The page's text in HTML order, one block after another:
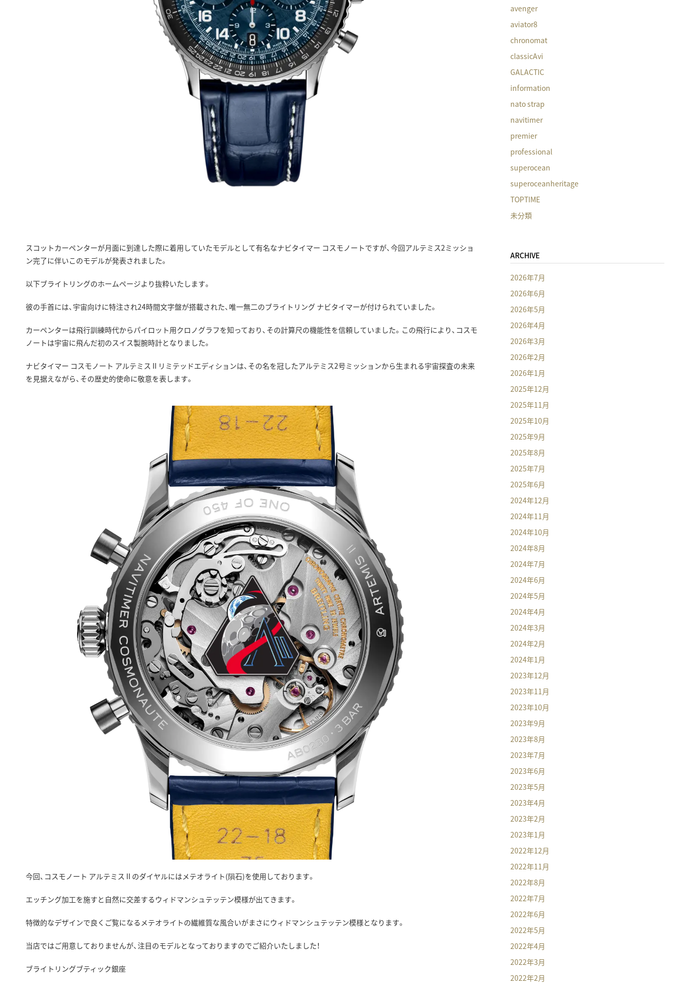
スコットカーペンターが月面に到達した際に着用していたモデルとして有名なナビタイマー コスモノートですが、今回アルテミス2ミッショ
ン完了に伴いこのモデルが発表されました。
以下ブライトリングのホームページより抜粋いたします。
彼の手首には、宇宙向けに特注され24時間文字盤が搭載された、唯一無二のブライトリング ナビタイマーが付けられていました。
カーペンターは飛行訓練時代からパイロット用クロノグラフを知っており、その計算尺の機能性を信頼していました。この飛行により、コスモ
ノートは宇宙に飛んだ初のスイス製腕時計となりました。
ナビタイマー コスモノート アルテミス II リミテッドエディションは、その名を冠したアルテミス2号ミッションから生まれる宇宙探査の未来
を見据えながら、その歴史的使命に敬意を表します。
今回、コスモノート アルテミスⅡのダイヤルにはメテオライト(隕石)を使用しております。
エッチング加工を施すと自然に交差するウィドマンシュテッテン模様が出てきます。
特徴的なデザインで良くご覧になるメテオライトの繊維質な風合いがまさにウィドマンシュテッテン模様となります。
当店ではご用意しておりませんが、注目のモデルとなっておりますのでご紹介いたしました！
ブライトリングブティック銀座
avenger
aviator8
chronomat
classicAvi
GALACTIC
information
nato strap
navitimer
premier
professional
superocean
superoceanheritage
TOPTIME
未分類
ARCHIVE
2026年7月
2026年6月
2026年5月
2026年4月
2026年3月
2026年2月
2026年1月
2025年12月
2025年11月
2025年10月
2025年9月
2025年8月
2025年7月
2025年6月
2024年12月
2024年11月
2024年10月
2024年8月
2024年7月
2024年6月
2024年5月
2024年4月
2024年3月
2024年2月
2024年1月
2023年12月
2023年11月
2023年10月
2023年9月
2023年8月
2023年7月
2023年6月
2023年5月
2023年4月
2023年2月
2023年1月
2022年12月
2022年11月
2022年8月
2022年7月
2022年6月
2022年5月
2022年4月
2022年3月
2022年2月